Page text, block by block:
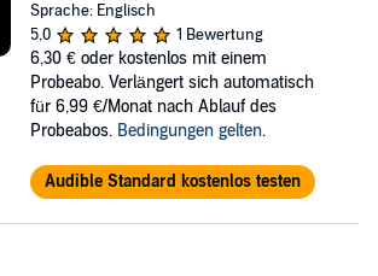
Sprache: Englisch
5,0
1 Bewertung
6,30 € oder kostenlos mit einem
Probeabo. Verlängert sich automatisch
für 6,99 €/Monat nach Ablauf des
Probeabos. Bedingungen gelten.
Audible Standard kostenlos testen